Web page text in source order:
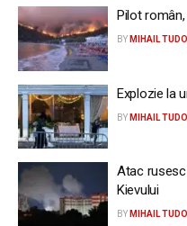
Pilot
BY MIHAIL
Explozie la
BY MIHAIL
Atac
Kievului
BY MIHAIL